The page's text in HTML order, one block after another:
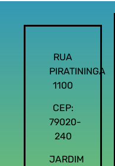
RUA
PIRATININGA
1100
CEP:
79020-
240
JARDIM